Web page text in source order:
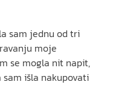
sam jednu od tri
moje
se mogla nit napit,
išla nakupovati